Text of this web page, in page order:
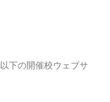
下の開催校ウェブサ